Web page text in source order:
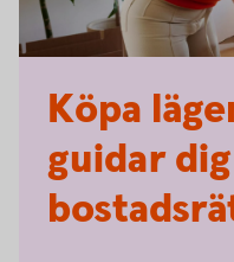
Köpa
guidar